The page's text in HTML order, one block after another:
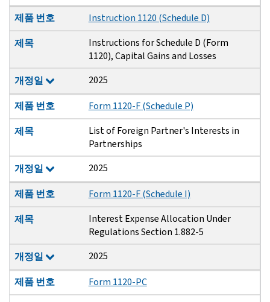
제품 번호
Instruction 1120 (Schedule D)
제목
Instructions for Schedule D (Form
1120), Capital Gains and Losses
개정일
2025
제품 번호
Form 1120-F (Schedule P)
제목
List of Foreign Partner's Interests in
Partnerships
개정일
2025
제품 번호
Form 1120-F (Schedule I)
제목
Interest Expense Allocation Under
Regulations Section 1.882-5
개정일
2025
제품 번호
Form 1120-PC